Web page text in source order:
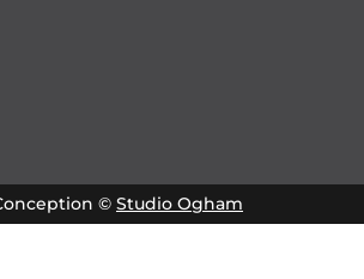
© Studio Ogham